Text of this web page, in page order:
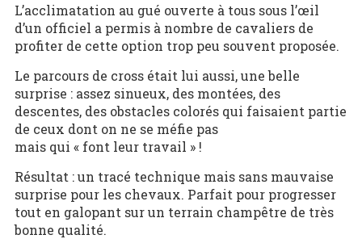
L’acclimatation au gué ouverte à tous sous l’œil
d’un officiel a permis à nombre de cavaliers de
profiter de cette option trop peu souvent proposée.
Le parcours de cross était lui aussi, une belle
surprise : assez sinueux, des montées, des
descentes, des obstacles colorés qui faisaient partie
de ceux dont on ne se méfie pas
mais qui « font leur travail » !
Résultat : un tracé technique mais sans mauvaise
surprise pour les chevaux. Parfait pour progresser
tout en galopant sur un terrain champêtre de très
bonne qualité.